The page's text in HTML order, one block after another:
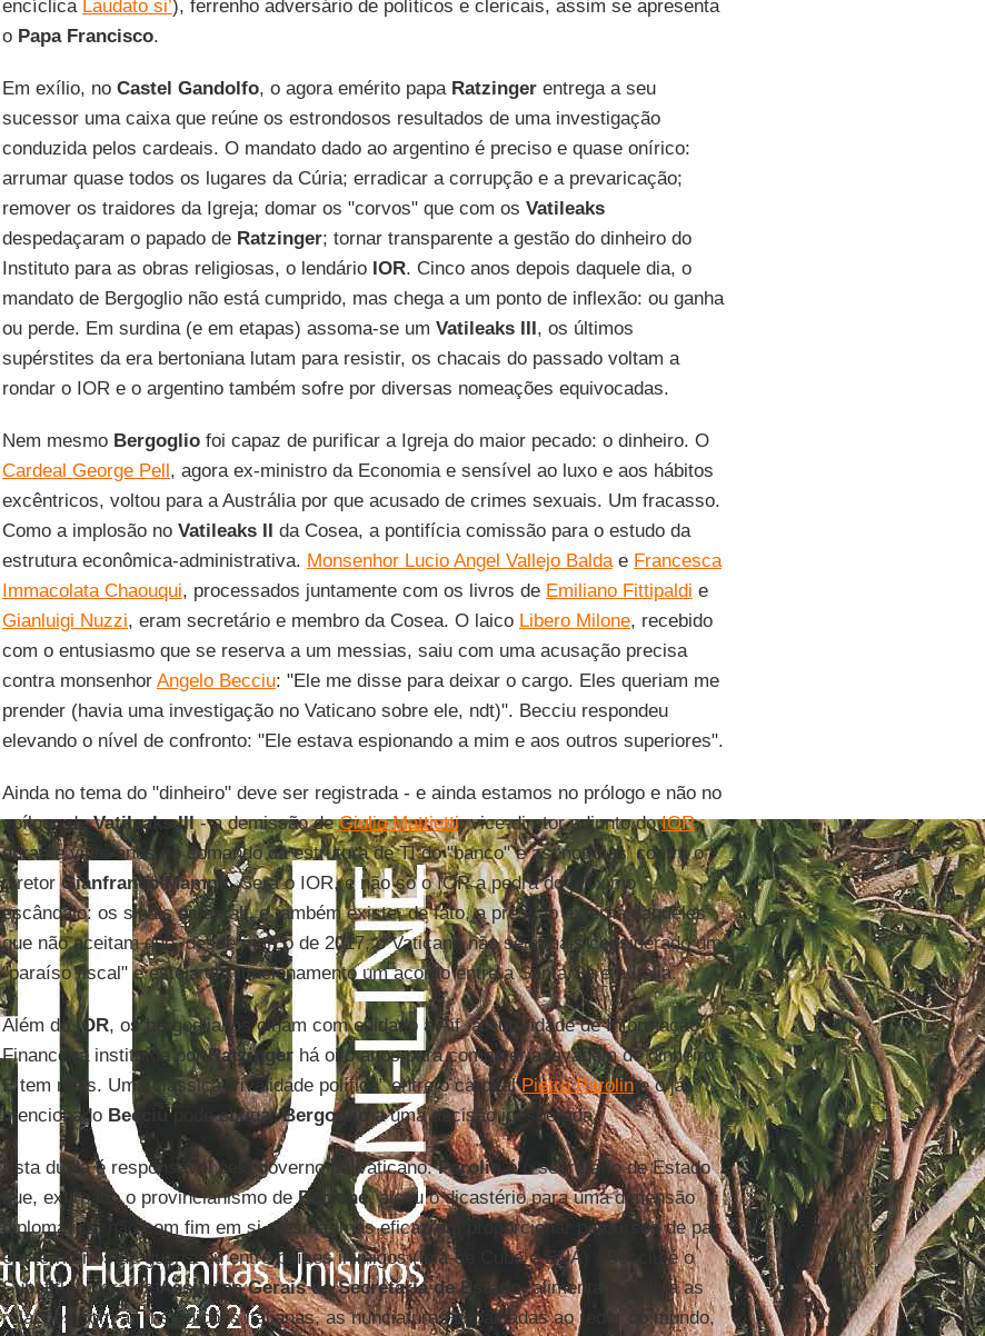
encíclica Laudato si’), ferrenho adversário de políticos e clericais, assim se apresenta
o Papa Francisco.
Em exílio, no Castel Gandolfo, o agora emérito papa Ratzingerentrega a seu
sucessor uma caixa que reúne os estrondosos resultados de uma investigação
conduzida pelos cardeais. O mandato dado ao argentino é preciso e quase onírico:
arrumar quase todos os lugares da Cúria; erradicar a corrupção e a prevaricação;
remover os traidores da Igreja; domar os "corvos" que com os Vatileaks
despedaçaram o papado de Ratzinger; tornar transparente a gestão do dinheiro do
Instituto para as obras religiosas, o lendário IOR. Cinco anos depois daquele dia, o
mandato de Bergoglio não está cumprido, mas chega a um ponto de inflexão: ou ganha
ou perde. Em surdina (e em etapas) assoma-se um Vatileaks III, os últimos
supérstites da era bertoniana lutam para resistir, os chacais do passado voltam a
rondar o IOR e o argentino também sofre por diversas nomeações equivocadas.
Nem mesmo Bergogliofoi capaz de purificar a Igreja do maior pecado: o dinheiro. O
Cardeal George Pell, agora ex-ministro da Economia e sensível ao luxo e aos hábitos
excêntricos, voltou para a Austrália por que acusado de crimes sexuais. Um fracasso.
Como a implosão no Vatileaks II da Cosea, a pontifícia comissão para o estudo da
estrutura econômica-administrativa. Monsenhor Lucio Angel Vallejo Baldae Francesca
Immacolata Chaouqui, processados juntamente com os livros de Emiliano Fittipaldi e
Gianluigi Nuzzi, eram secretário e membro da Cosea. O laico Libero Milone, recebido
com o entusiasmo que se reserva a um messias, saiu com uma acusação precisa
contra monsenhor Angelo Becciu: "Ele me disse para deixar o cargo. Eles queriam me
prender (havia uma investigação no Vaticano sobre ele, ndt)". Becciu respondeu
elevando o nível de confronto: "Ele estava espionando a mim e aos outros superiores".
Ainda no tema do "dinheiro" deve ser registrada - e ainda estamos no prólogo e não no
epílogo deVatileaks III- a demissão deGiulio Mattietti, vice-diretor adjunto doIOR,
durante vinte anos no comando da estrutura de TI do "banco" e as ‘notícias’ contra o
diretorGianfranco Mammi. Será o IOR, e não só o IOR a pedra do próximo
escândalo: os sinais estão ali, e também existe, de fato, a pressão externa daqueles
que não aceitam que, desde março de 2017, o Vaticano não seja mais considerado um
"paraíso fiscal" e esteja em funcionamento um acordo entre a Santa Sé e a Itália.
Além doIOR, os bergoglianos olham com cuidado a Aif, a Autoridade de Informação
Financeira instituída porRatzingerhá oito anos para combater a lavagem de dinheiro.
E tem mais. Uma clássica “rivalidade política” entre o cardealPietro Paroline o já
mencionado Becciupode obrigarBergoglio a uma decisão inesperada.
Esta dupla é responsável pelo governo do Vaticano.Paroliné o secretário de Estado
que, extirpado o provincianismo deBertone, alçou o dicastério para uma dimensão
diplomática, não com fim em si mesma, mas eficaz em proporcionar percursos de paz
em territórios de guerra ou entre países inimigos (leia-se Cuba e EUA) . Becciu é o
Substituto para osAssuntos Gerais da Secretaria de Estado, alimenta e cultiva as
relações com as instituições italianas, as nunciaturas espalhadas ao redor do mundo,